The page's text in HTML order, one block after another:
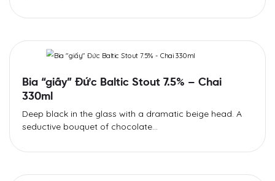
Bia “giấy” Đức Baltic Stout 7.5% – Chai
330ml
Deep black in the glass with a dramatic beige head. A
seductive bouquet of chocolate…